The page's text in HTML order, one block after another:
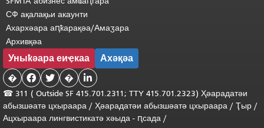
СФ ақалақьи акаунти
Ахархәара аԥҟарақәа/Амаӡара
Архивқәа
Уныҟәара еиҿкаа Ахәқәа
�   � 
☎ 311 ( Outside SF 415.701.2311; TTY 415.701.2323) Ҳәарадатәи
абызшәатә цхыраара / Ҳәарадатәи абызшәатә цхыраара / Ҭыр /
Ацхыраара лингвистикатә хәыда - ԥсада /